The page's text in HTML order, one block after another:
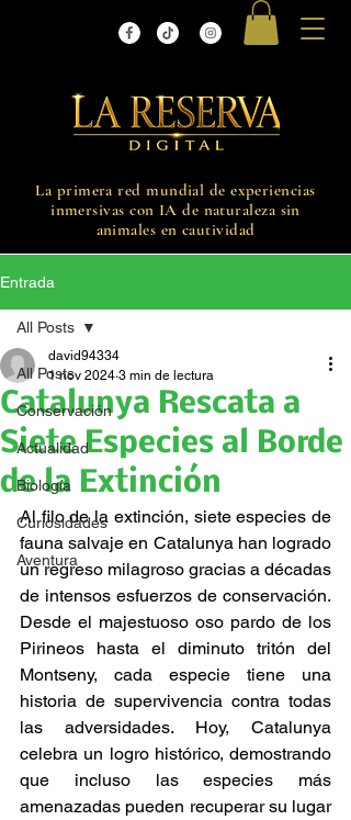
La primera red mundial de experiencias
inmersivas con IA de naturaleza sin
animales en cautividad
Entrada
All Posts
Conservación
Actualidad
Biología
Curiosidades
Aventura
All Posts
Catalunya Rescata a
Siete Especies al Borde
de la Extinción
david94334
1 nov 2024 3 min de lectura
Al filo de la extinción, siete especies de
fauna salvaje en Catalunya han logrado
un regreso milagroso gracias a décadas
de intensos esfuerzos de conservación.
Desde el majestuoso oso pardo de los
Pirineos hasta el diminuto tritón del
Montseny, cada especie tiene una
historia de supervivencia contra todas
las adversidades. Hoy, Catalunya
celebra un logro histórico, demostrando
que incluso las especies más
amenazadas pueden recuperar su lugar